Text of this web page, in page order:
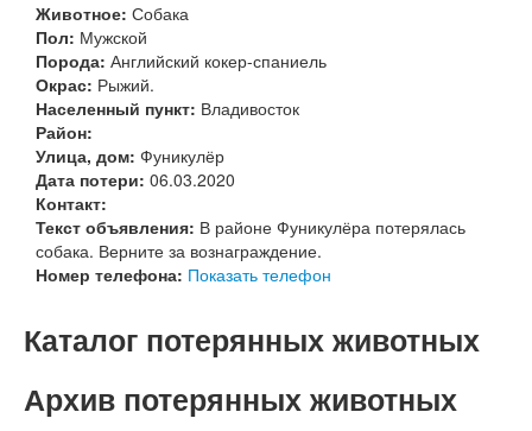
Животное: Собака
Пол: Мужской
Порода: Английский кокер-спаниель
Окрас: Рыжий.
Населенный пункт: Владивосток
Район:
Улица, дом: Фуникулёр
Дата потери: 06.03.2020
Контакт:
Текст объявления: В районе Фуникулёра потерялась
собака. Верните за вознаграждение.
Номер телефона: Показать телефон
Каталог потерянных животных
Архив потерянных животных